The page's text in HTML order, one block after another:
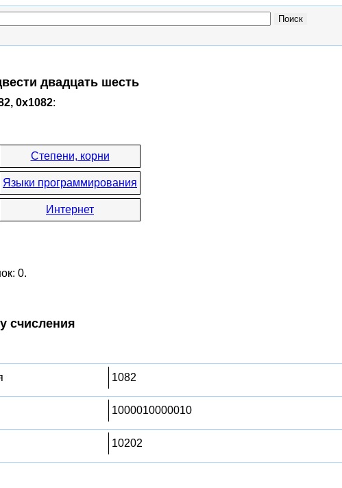
двадцать шесть
0x1082:
Степени, корни
Языки программирования
Интернет
0.
счисления
1082
1000010000010
10202